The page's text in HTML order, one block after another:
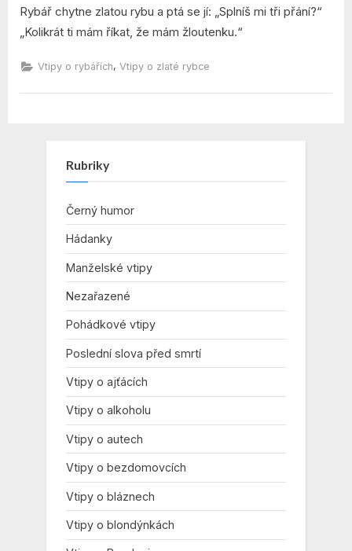
on
Rybář chytne zlatou rybu a ptá se jí: „Splníš mi tři přání?“
„Kolikrát ti mám říkat, že mám žloutenku.“
Vtipy o rybářích, Vtipy o zlaté rybce
Rubriky
Černý humor
Hádanky
Manželské vtipy
Nezařazené
Pohádkové vtipy
Poslední slova před smrtí
Vtipy o ajťácích
Vtipy o alkoholu
Vtipy o autech
Vtipy o bezdomovcích
Vtipy o bláznech
Vtipy o blondýnkách